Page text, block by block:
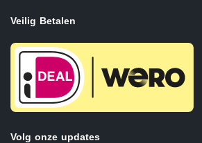
Veilig Betalen
Volg onze updates